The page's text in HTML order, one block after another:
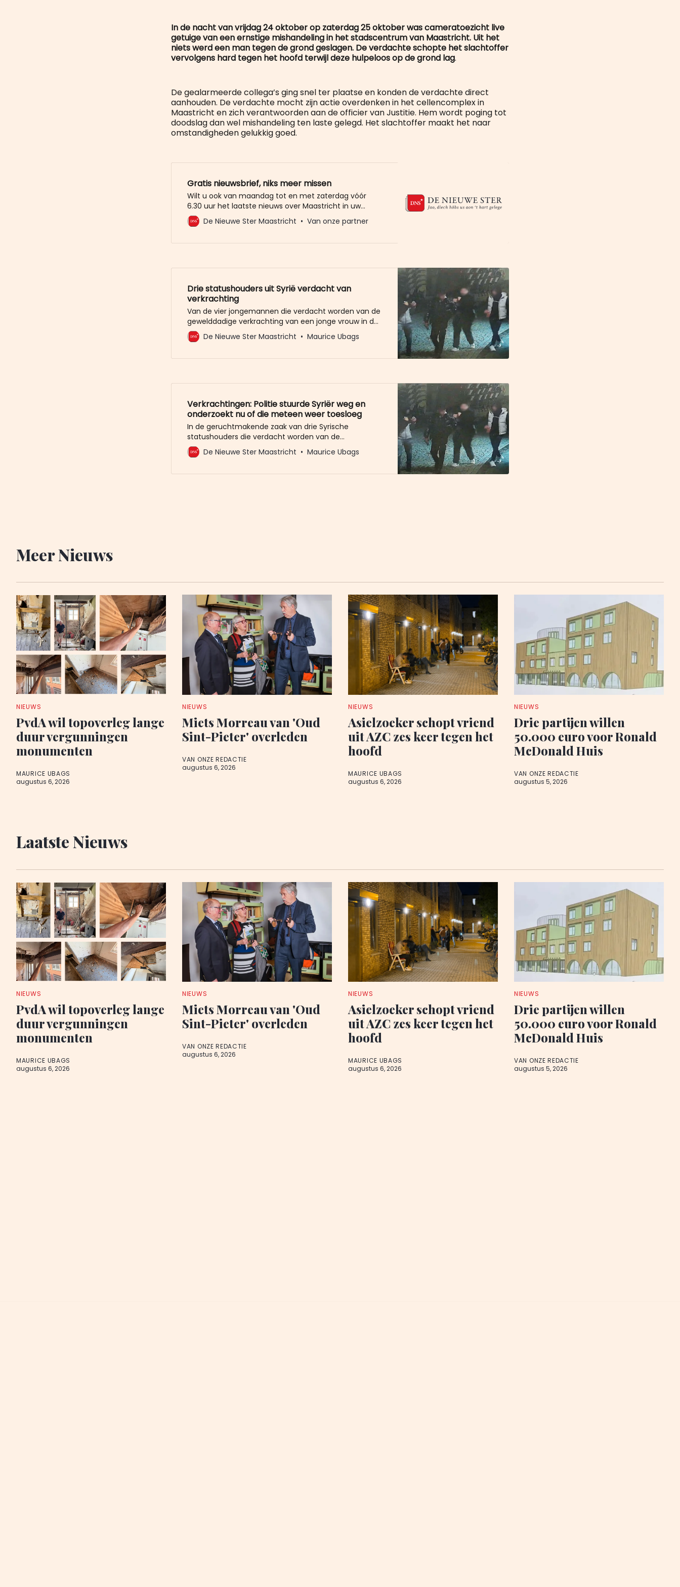
In de nacht van vrijdag 24 oktober op zaterdag 25 oktober was cameratoezicht live
getuige van een ernstige mishandeling in het stadscentrum van Maastricht. Uit het
niets werd een man tegen de grond geslagen. De verdachte schopte het slachtoffer
vervolgens hard tegen het hoofd terwijl deze hulpeloos op de grond lag.
De gealarmeerde collega’s ging snel ter plaatse en konden de verdachte direct
aanhouden. De verdachte mocht zijn actie overdenken in het cellencomplex in
Maastricht en zich verantwoorden aan de officier van Justitie. Hem wordt poging tot
doodslag dan wel mishandeling ten laste gelegd. Het slachtoffer maakt het naar
omstandigheden gelukkig goed.
Gratis nieuwsbrief, niks meer missen
Wilt u ook van maandag tot en met zaterdag vóór
6.30 uur het laatste nieuws over Maastricht in uw
mailbox? Meld u dan gratis aan voor de nieuwbrief van
De Nieuwe Ster. Meer dan 20.000 trouwe lezers gingen
De Nieuwe Ster Maastricht Van onze partner
Drie statushouders uit Syrië verdacht van
verkrachting
Van de vier jongemannen die verdacht worden van de
gewelddadige verkrachting van een jonge vrouw in de
binnenstad van Maastricht, zijn er zeker drie
statushouder die de Syrische nationaliteit hebben. Wie
de vier mannen van verkrachting in vereniging. Justitie
De Nieuwe Ster Maastricht Maurice Ubags
Verkrachtingen: Politie stuurde Syriër weg en
onderzoekt nu of die meteen weer toesloeg
In de geruchtmakende zaak van drie Syrische
statushouders die verdacht worden van de
verkrachting van een studente (18) in Maastricht, blijkt
de politie een serieuze fout te hebben gemaakt. Een
het vrijgeven van bewakingsbeelden vrijwillig bij de
De Nieuwe Ster Maastricht Maurice Ubags
Meer Nieuws
NIEUWS
PvdA wil topoverleg lange
duur vergunningen
monumenten
MAURICE UBAGS
augustus 6, 2026
NIEUWS
Miets Morreau van 'Oud
Sint-Pieter' overleden
VAN ONZE REDACTIE
augustus 6, 2026
NIEUWS
Asielzoeker schopt vriend
uit AZC zes keer tegen het
hoofd
MAURICE UBAGS
augustus 6, 2026
NIEUWS
Drie partijen willen
50.000 euro voor Ronald
McDonald Huis
VAN ONZE REDACTIE
augustus 5, 2026
Laatste Nieuws
NIEUWS
PvdA wil topoverleg lange
duur vergunningen
monumenten
MAURICE UBAGS
augustus 6, 2026
NIEUWS
Miets Morreau van 'Oud
Sint-Pieter' overleden
VAN ONZE REDACTIE
augustus 6, 2026
NIEUWS
Asielzoeker schopt vriend
uit AZC zes keer tegen het
hoofd
MAURICE UBAGS
augustus 6, 2026
NIEUWS
Drie partijen willen
50.000 euro voor Ronald
McDonald Huis
VAN ONZE REDACTIE
augustus 5, 2026